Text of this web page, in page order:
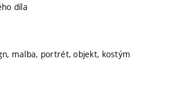
díla
malba, portrét, objekt, kostým